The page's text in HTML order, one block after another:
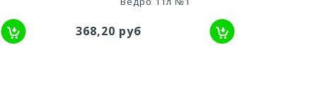
368,20 руб